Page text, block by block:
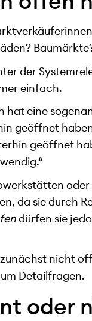
der
einfach.
hat eine
geöffnet
geöffnet
da sie durch
dürfen sie
zunächst nicht
Detailfragen.
oder